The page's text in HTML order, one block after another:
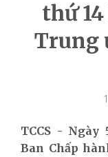
thứ
Trung
TCCS - Ngày
Ban Chấp